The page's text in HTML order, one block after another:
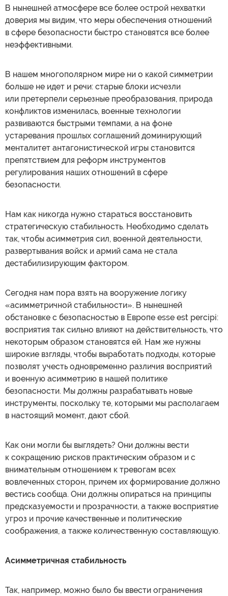
В нынешней атмосфере все более острой нехватки
доверия мы видим, что меры обеспечения отношений
в сфере безопасности быстро становятся все более
неэффективными.
В нашем многополярном мире ни о какой симметрии
больше не идет и речи: старые блоки исчезли
или претерпели серьезные преобразования, природа
конфликтов изменилась, военные технологии
развиваются быстрыми темпами, а на фоне
устаревания прошлых соглашений доминирующий
менталитет антагонистической игры становится
препятствием для реформ инструментов
регулирования наших отношений в сфере
безопасности.
Нам как никогда нужно стараться восстановить
стратегическую стабильность. Необходимо сделать
так, чтобы асимметрия сил, военной деятельности,
развертывания войск и армий сама не стала
дестабилизирующим фактором.
Сегодня нам пора взять на вооружение логику
«асимметричной стабильности». В нынешней
обстановке с безопасностью в Европе esse est percipi:
восприятия так сильно влияют на действительность, что
некоторым образом становятся ей. Нам же нужны
широкие взгляды, чтобы выработать подходы, которые
позволят учесть одновременно различия восприятий
и военную асимметрию в нашей политике
безопасности. Мы должны разрабатывать новые
инструменты, поскольку те, которыми мы располагаем
в настоящий момент, дают сбой.
Как они могли бы выглядеть? Они должны вести
к сокращению рисков практическим образом и с
внимательным отношением к тревогам всех
вовлеченных сторон, причем их формирование должно
вестись сообща. Они должны опираться на принципы
предсказуемости и прозрачности, а также восприятие
угроз и прочие качественные и политические
соображения, а также количественную составляющую.
Асимметричная стабильность
Так, например, можно было бы ввести ограничения